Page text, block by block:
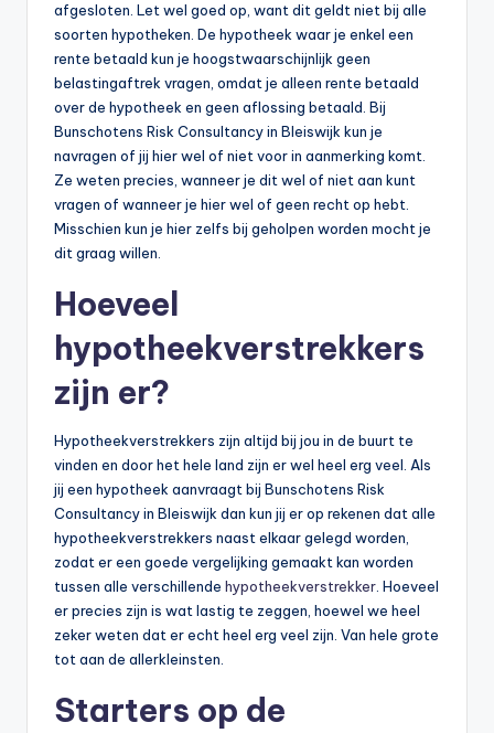
afgesloten. Let wel goed op, want dit geldt niet bij alle
soorten hypotheken. De hypotheek waar je enkel een
rente betaald kun je hoogstwaarschijnlijk geen
belastingaftrek vragen, omdat je alleen rente betaald
over de hypotheek en geen aflossing betaald. Bij
Bunschotens Risk Consultancy in Bleiswijk kun je
navragen of jij hier wel of niet voor in aanmerking komt.
Ze weten precies, wanneer je dit wel of niet aan kunt
vragen of wanneer je hier wel of geen recht op hebt.
Misschien kun je hier zelfs bij geholpen worden mocht je
dit graag willen.
Hoeveel
hypotheekverstrekkers
zijn er?
Hypotheekverstrekkers zijn altijd bij jou in de buurt te
vinden en door het hele land zijn er wel heel erg veel. Als
jij een hypotheek aanvraagt bij Bunschotens Risk
Consultancy in Bleiswijk dan kun jij er op rekenen dat alle
hypotheekverstrekkers naast elkaar gelegd worden,
zodat er een goede vergelijking gemaakt kan worden
tussen alle verschillende hypotheekverstrekker. Hoeveel
er precies zijn is wat lastig te zeggen, hoewel we heel
zeker weten dat er echt heel erg veel zijn. Van hele grote
tot aan de allerkleinsten.
Starters op de